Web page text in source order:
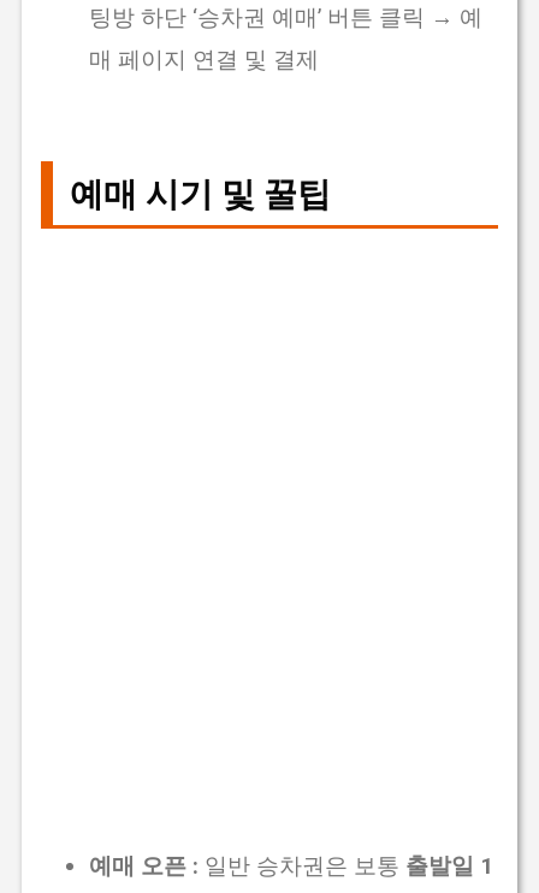
팅방 하단 ‘승차권 예매’ 버튼 클릭 → 예
매 페이지 연결 및 결제
예매 시기 및 꿀팁
예매 오픈 : 일반 승차권은 보통 출발일 1